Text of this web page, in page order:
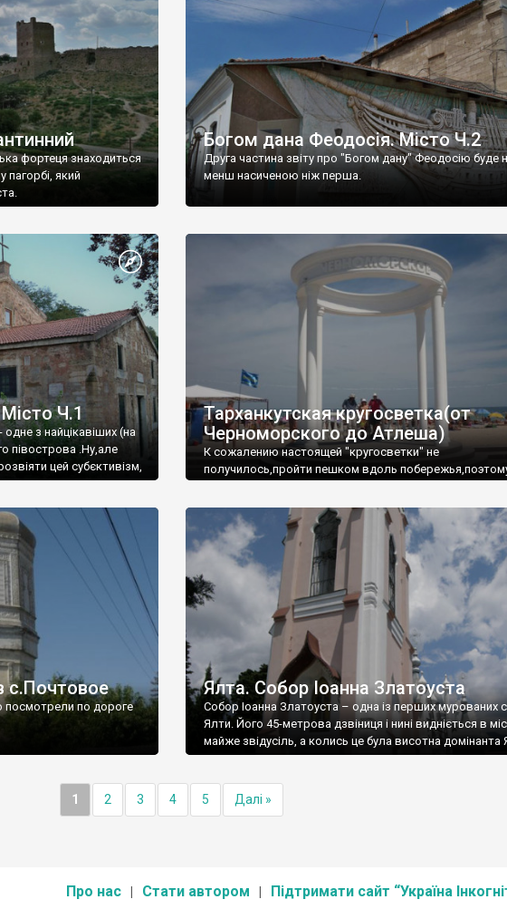
фортеця знаходиться
пагорбі, який
Богом дана Феодосія. Місто Ч.2
Друга частина звіту про "Богом дану" Феодосію буде
менш насиченою ніж перша.
Ч.1
з найцікавіших (на
півострова .Ну,але
цей субєктивізм,
Тарханкутская кругосветка(от
Черноморского до Атлеша)
К сожалению настоящей "кругосветки" не
получилось,пройти пешком вдоль
с.Почтовое
по дороге
Ялта. Собор Іоанна Златоуста
Собор Іоанна Златоуста – одна із перших мурованих
Ялти. Його 45-метрова дзвіниця і нині видніється в
майже звідусіль, а колись це була висотна домінанта
1 2 3 4 5 Далі »
Про нас Стати автором Підтримати сайт “Україна